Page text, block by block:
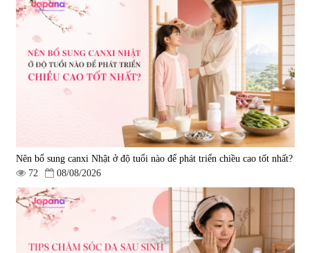
Nên bổ sung canxi Nhật ở độ tuổi nào để phát triển chiều cao tốt nhất?
72
08/08/2026